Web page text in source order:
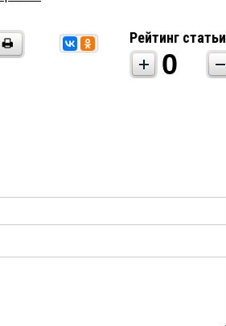
Рейтинг статьи
0